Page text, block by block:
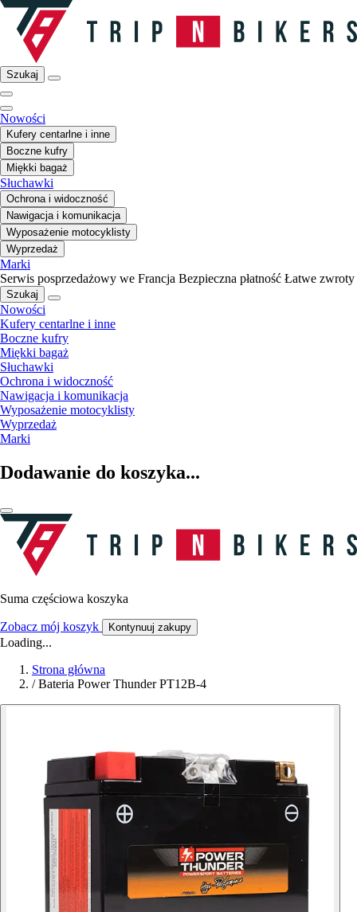
Szukaj
Nowości
Kufery centarlne i inne
Boczne kufry
Miękki bagaż
Słuchawki
Ochrona i widoczność
Nawigacja i komunikacja
Wyposażenie motocyklisty
Wyprzedaż
Marki
Serwis posprzedażowy we Francja Bezpieczna płatność Łatwe zwroty
Szukaj
Nowości
Kufery centarlne i inne
Boczne kufry
Miękki bagaż
Słuchawki
Ochrona i widoczność
Nawigacja i komunikacja
Wyposażenie motocyklisty
Wyprzedaż
Marki
Dodawanie do koszyka...
Suma częściowa koszyka
Zobacz mój koszyk Kontynuuj zakupy
Loading...
Strona główna
/ Bateria Power Thunder PT12B-4